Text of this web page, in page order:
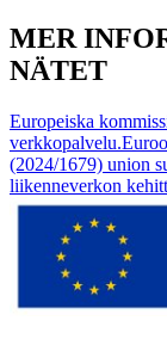
MER
NÄTET
Europeiska
verkkopalvelu.
(2024/1679) union
liikenneverkon